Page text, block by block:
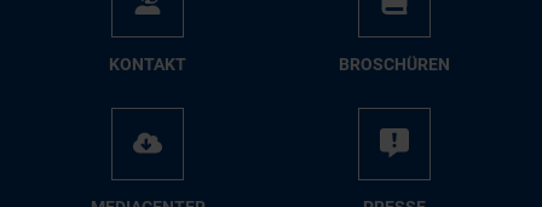
KON­TAKT BRO­SCHÜ­REN